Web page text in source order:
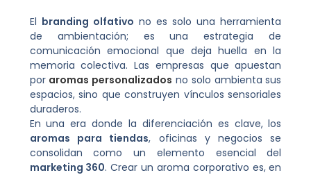
El branding olfativo no es solo una herramienta
de ambientación; es una estrategia de
comunicación emocional que deja huella en la
memoria colectiva. Las empresas que apuestan
por aromas personalizados no solo ambienta sus
espacios, sino que construyen vínculos sensoriales
duraderos.
En una era donde la diferenciación es clave, los
aromas para tiendas, oficinas y negocios se
consolidan como un elemento esencial del
marketing 360. Crear un aroma corporativo es, en